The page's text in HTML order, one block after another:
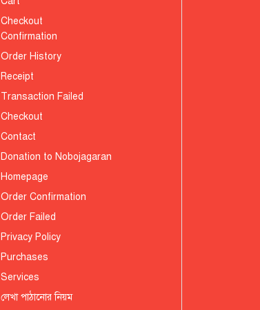
Checkout
Confirmation
Order History
Receipt
Transaction Failed
Checkout
Contact
Donation to Nobojagaran
Homepage
Order Confirmation
Order Failed
Privacy Policy
Purchases
Services
লেখা পাঠানোর নিয়ম